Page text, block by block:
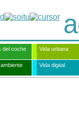
del coche Vida urbana
Vida digital